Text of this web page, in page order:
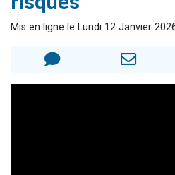
30 personnes viennent
Il reste 49
Mis en ligne le Lundi 12 Janvier